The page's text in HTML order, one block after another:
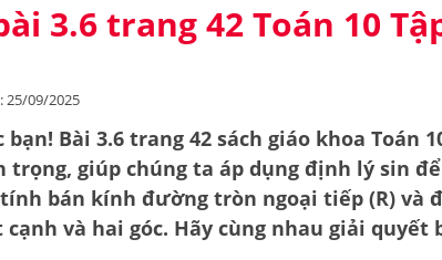
3.6 trang 42 Toán 10
25/09/2025
bạn! Bài 3.6 trang 42 sách giáo khoa
trọng, giúp chúng ta áp dụng định lý sin
bán kính đường tròn ngoại tiếp (R) và
và hai góc. Hãy cùng nhau giải